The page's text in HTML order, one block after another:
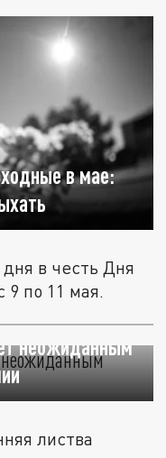
в мае:
в честь Дня
9 по 11 мая.
неожиданным
листва